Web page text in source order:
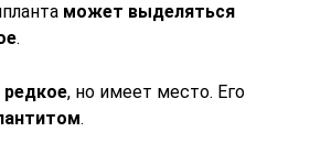
может выделяться
.
редкое, но имеет место. Его
.